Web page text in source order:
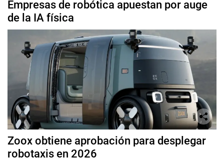
Empresas de robótica apuestan por auge
de la IA física
Zoox obtiene aprobación para desplegar
robotaxis en 2026